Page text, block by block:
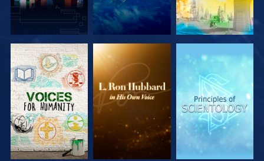
SERIE
ENTDECKEN
SERIE
ENTDECKEN
SERIE
ENTDECKEN